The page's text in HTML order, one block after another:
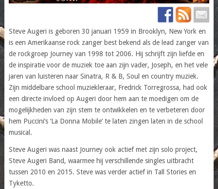
Steve Augeri is geboren 30 januari 1959 in Brooklyn, New York en
is een Amerikaanse rock zanger best bekend als de lead zanger van
de rockgroep Journey van 1998 tot 2006. Hij schrijft zijn liefde en
de inspiratie voor de muziek toe aan zijn vader, Joseph, en het vele
jaren van luisteren naar Sinatra, R & B, Soul en country muziek.
Zijn middelbare school muziekleraar, Fredrick Torregrossa, had ook
een directe invloed op Augeri door hem aan te moedigen om de
mogelijkheden van zijn stem te ontwikkelen en te verbeteren door
hem Puccini’s ‘La Donna Mobile’ te laten zingen laten in de school
musical.
Steve Augeri was naast Journey ook actief met zijn solo project,
Steve Augeri Band, waarmee hij verschillende singles uitbracht
tussen 2010 en 2015. Steve was verder actief in Tall Stories en
Tyketto.